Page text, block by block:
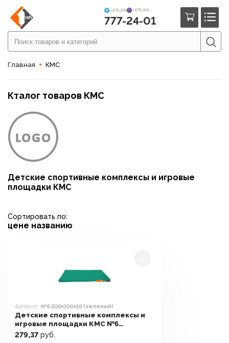
+375 (29) +375 (44)
777-24-01
Главная КМС
Кталог товаров КМС
Детские спортивные комплексы и игровые
площадки КМС
Сортировать по:
цене названию
Артикул: №6 200x100x10 (зеленый)
Детские спортивные комплексы и
игровые площадки КМС №6
200x100x10 (зеленый)
279,37 руб.